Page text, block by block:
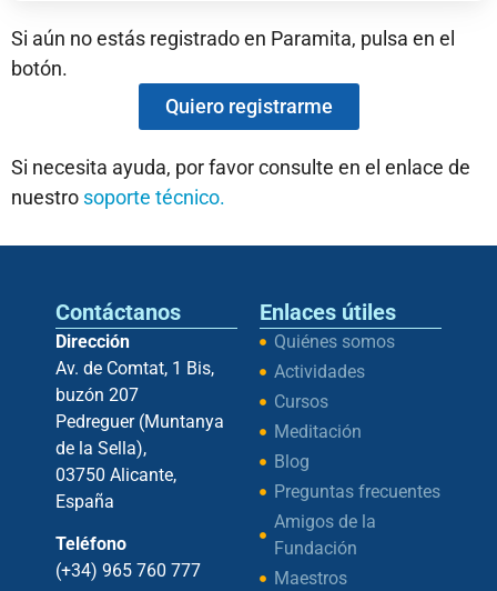
Si aún no estás registrado en Paramita, pulsa en el
botón.
Quiero registrarme
Si necesita ayuda, por favor consulte en el enlace de
nuestro soporte técnico.
Contáctanos
Dirección
Av. de Comtat, 1 Bis,
buzón 207
Pedreguer (Muntanya
de la Sella),
03750 Alicante,
España
Teléfono
(+34) 965 760 777
Enlaces útiles
Quiénes somos
Actividades
Cursos
Meditación
Blog
Preguntas frecuentes
Amigos de la
Fundación
Maestros